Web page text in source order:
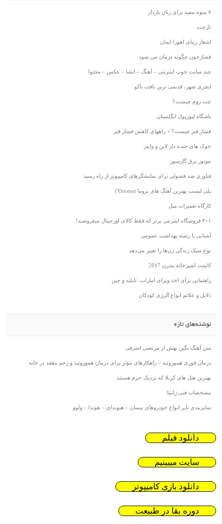
۷ میوه مفید برای زنان باردار
نازچت
اشعار زیبای اهورا ایمان
فشارخون چگونه درمان می شود
چند سایت خوب اینترنتی – آهنگ – انشا – عکس – محتوا
ایچری شهر، قدیمی ترین بافت باکو
چت روم چیست؟
باشگاه لیورپول انگلستان
فشار قبر چیست؟ + راههای کاهش فشار قبر
جوک های خنده دار لاین و وایبر
موتور برق گازسوز
فناوری ضد فضولی برای نمایشگرهای کامپیوتر از راه رسید
پلی لیست بهترین آهنگ های یروما (Yiruma)
کارگاه تعمیرات مبل
۴+۱ فروشگاه اینترنتی برتر که فقط کالای اورجینال میفروشند!
آشنایی با رشته بهداشت عمومی
نوع سبک زندگی ژن‌ها را تغییر می‌دهد
کابینت اشپزخانه مدرن 2017
راهنمایی برای اخذ ویزای امارات، تایلند و چین
دلایل و علائم انواع آلرژی کودکان
نوشته‌های تازه
متن آهنگ بگین بهش از مرتضی اشرفی
درمان فوری هموروئید – راهکارهای مؤثر برای درمان هموروئید و زخم مقعد در خانه
بهترین هتل های کربلا که نزدیک حرم هستند
مشخصات فنی زانتیا
سایزبندی تایر انواع خودروهای نیسان – هیوندای – هوندا – ولوو
دانلود فیلم
سایت میبینیم
دانلود بازی کامیپوتر
دوره بقا در طبیعت